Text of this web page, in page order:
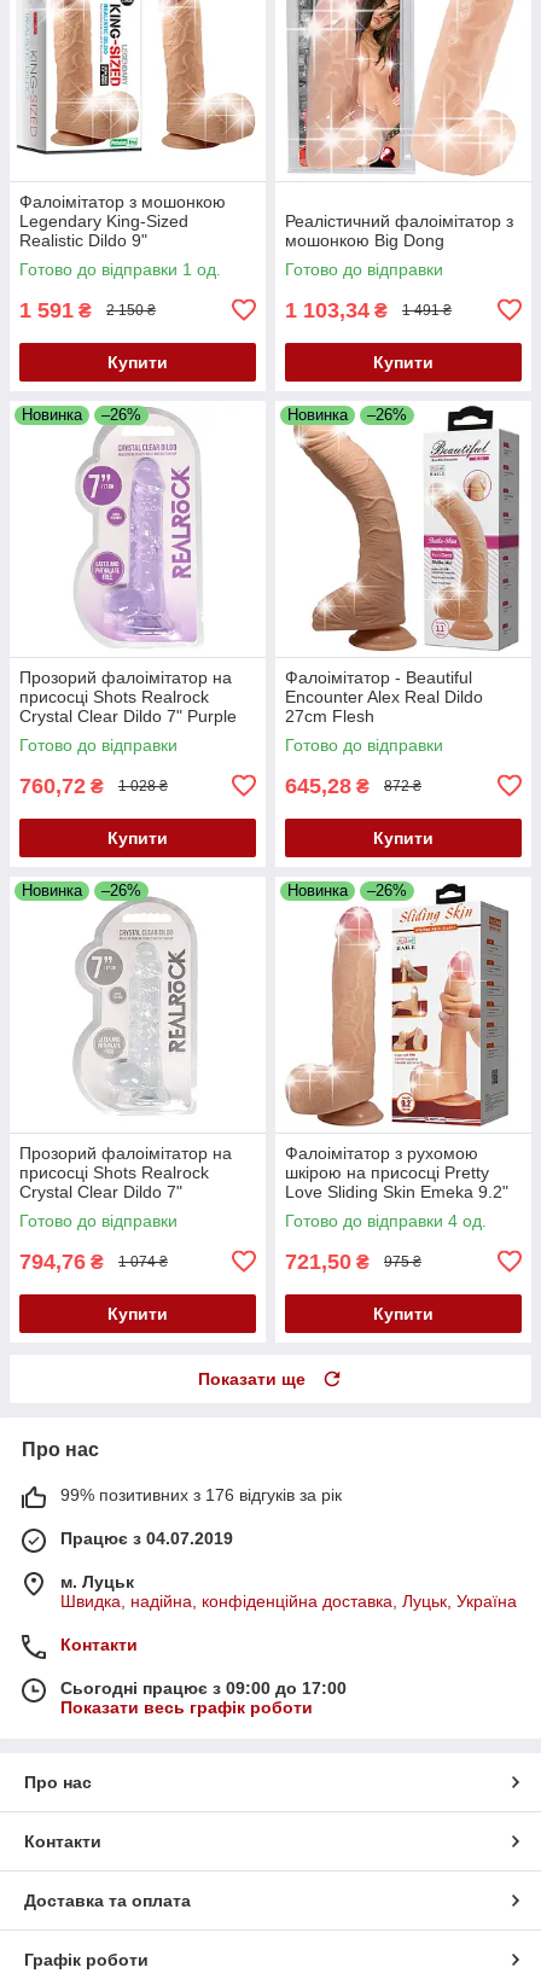
Фалоімітатор з мошонкою
Legendary King-Sized
Realistic Dildo 9"
Готово до відправки 1 од.
1 591 ₴ 2 150 ₴
Купити
Реалістичний фалоімітатор з
мошонкою Big Dong
Готово до відправки
1 103,34 ₴ 1 491 ₴
Купити
Новинка –26%
Прозорий фалоімітатор на
присосці Shots Realrock
Crystal Clear Dildo 7" Purple
Готово до відправки
760,72 ₴ 1 028 ₴
Купити
Новинка –26%
Фалоімітатор - Beautiful
Encounter Alex Real Dildo
27cm Flesh
Готово до відправки
645,28 ₴ 872 ₴
Купити
Новинка –26%
Прозорий фалоімітатор на
присосці Shots Realrock
Crystal Clear Dildo 7"
Transparent
Готово до відправки
794,76 ₴ 1 074 ₴
Купити
Новинка –26%
Фалоімітатор з рухомою
шкірою на присосці Pretty
Love Sliding Skin Emeka 9.2"
Flesh
Готово до відправки 4 од.
721,50 ₴ 975 ₴
Купити
Показати ще
Про нас
99% позитивних з 176 відгуків за рік
Працює з 04.07.2019
м. Луцьк
Швидка, надійна, конфіденційна доставка, Луцьк, Україна
Контакти
Сьогодні працює з 09:00 до 17:00
Показати весь графік роботи
Про нас
Контакти
Доставка та оплата
Графік роботи